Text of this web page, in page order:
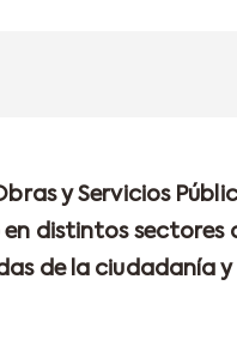
y Servicios
distintos sectores
de la ciudadanía